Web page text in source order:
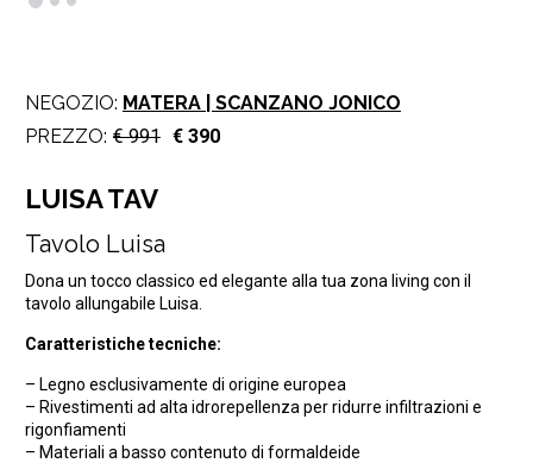
NEGOZIO: MATERA | SCANZANO JONICO
PREZZO: € 991 € 390
LUISA TAV
Tavolo Luisa
Dona un tocco classico ed elegante alla tua zona living con il
tavolo allungabile Luisa.
Caratteristiche tecniche:
– Legno esclusivamente di origine europea
– Rivestimenti ad alta idrorepellenza per ridurre infiltrazioni e
rigonfiamenti
– Materiali a basso contenuto di formaldeide